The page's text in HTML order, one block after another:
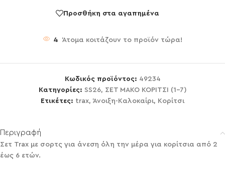
Προσθήκη στα αγαπημένα
4 Άτομα κοιτάζουν το προϊόν τώρα!
Κωδικός προϊόντος: 49234
Κατηγορίες: SS26, ΣΕΤ ΜΑΚΟ ΚΟΡΙΤΣΙ (1-7)
Ετικέτες: trax, Άνοιξη-Καλοκαίρι, Κορίτσι
Περιγραφή
Σετ Trax με σορτς για άνεση όλη την μέρα για κορίτσια από 2
έως 6 ετών.